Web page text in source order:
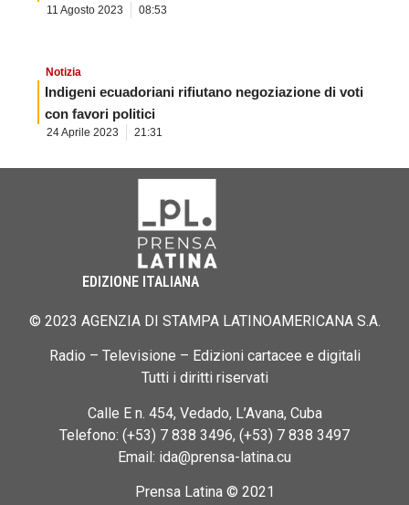
11 Agosto 2023 08:53
Notizia
Indigeni ecuadoriani rifiutano negoziazione di voti
con favori politici
24 Aprile 2023 21:31
EDIZIONE ITALIANA
© 2023 AGENZIA DI STAMPA LATINOAMERICANA S.A.
Radio – Televisione – Edizioni cartacee e digitali
Tutti i diritti riservati
Calle E n. 454, Vedado, L’Avana, Cuba
Telefono: (+53) 7 838 3496, (+53) 7 838 3497
Email: ida@prensa-latina.cu
Prensa Latina © 2021